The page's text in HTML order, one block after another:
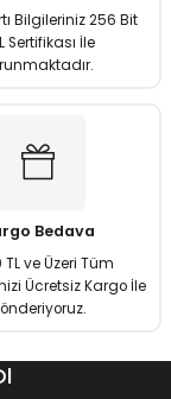
Bilgileriniz 256 Bit
Sertifikası İle
Bedava
ve Üzeri Tüm
Ücretsiz Kargo İle